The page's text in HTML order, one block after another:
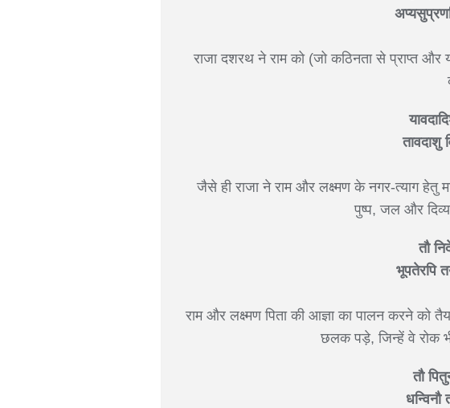
राजा दशरथ ने राम को (जो कठिनता से प्राप्त और
तावदाशु
जैसे ही राजा ने राम और लक्ष्मण के नगर-त्याग हेतु
पुष्प, जल और
तौ
भूपतेरपि
राम और लक्ष्मण पिता की आज्ञा का पालन करने
छलक पड़े, जिन्हें वे रोक
तौ
धन्विनौ